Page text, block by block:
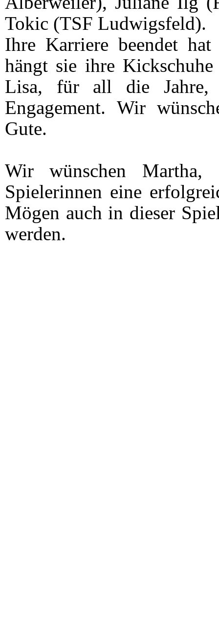
Tokic (TSF Ludwigsfeld).
Ihre Karriere beendet
hängt sie ihre
Lisa, für all die Jahre,
Engagement. Wir
Gute.
Wir wünschen
Spielerinnen eine
Mögen auch in dieser
werden.